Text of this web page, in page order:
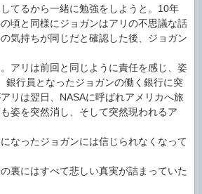
てるから一緒に勉強をしようと。10年
頃と同様にジョガンはアリの不思議な話
気持ちが同じだと確認した後、ジョガン
アリは前回と同じように責任を感じ、姿
銀行員となったジョガンの働く銀行に突
リは翌日、NASAに呼ばれアメリカへ旅
姿を突然消し、そして突然現われるア
なったジョガンには信じられなくなって
裏にはすべて悲しい真実が詰まっていた